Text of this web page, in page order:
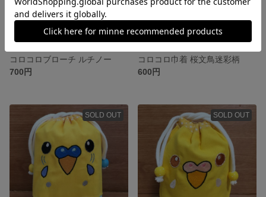
コロコロブローチ ルチノー
700円
コロコロ巾着 桜文鳥迷彩柄
600円
SOLD OUT SOLD OUT